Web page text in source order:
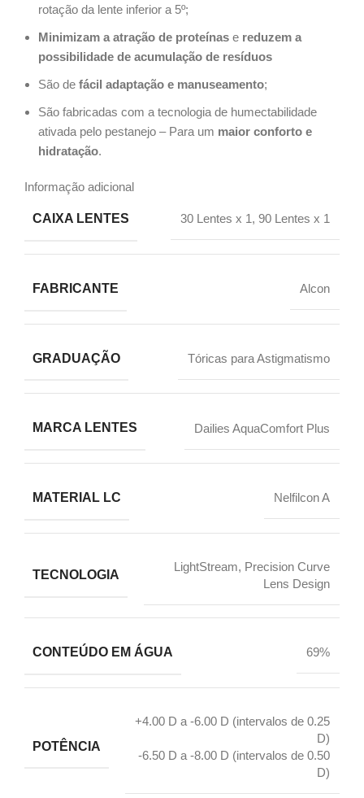
rotação da lente inferior a 5º;
Minimizam a atração de proteínas e reduzem a
possibilidade de acumulação de resíduos
São de fácil adaptação e manuseamento;
São fabricadas com a tecnologia de humectabilidade
ativada pelo pestanejo – Para um maior conforto e
hidratação.
Informação adicional
CAIXA LENTES 30 Lentes x 1, 90 Lentes x 1
FABRICANTE Alcon
GRADUAÇÃO Tóricas para Astigmatismo
MARCA LENTES Dailies AquaComfort Plus
MATERIAL LC Nelfilcon A
TECNOLOGIA
LightStream, Precision Curve
Lens Design
CONTEÚDO EM ÁGUA 69%
POTÊNCIA
+4.00 D a -6.00 D (intervalos de 0.25
D)
-6.50 D a -8.00 D (intervalos de 0.50
D)